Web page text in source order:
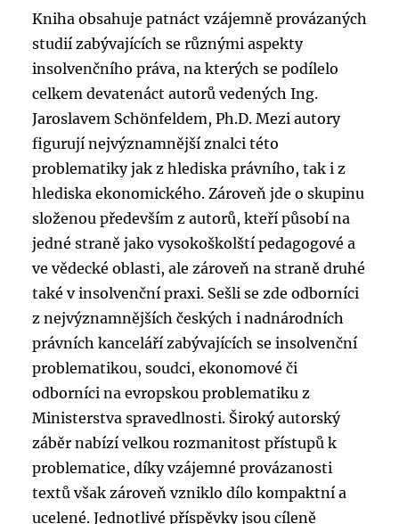
Kniha obsahuje patnáct vzájemně provázaných
studií zabývajících se různými aspekty
insolvenčního práva, na kterých se podílelo
celkem devatenáct autorů vedených Ing.
Jaroslavem Schönfeldem, Ph.D. Mezi autory
figurují nejvýznamnější znalci této
problematiky jak z hlediska právního, tak i z
hlediska ekonomického. Zároveň jde o skupinu
složenou především z autorů, kteří působí na
jedné straně jako vysokoškolští pedagogové a
ve vědecké oblasti, ale zároveň na straně druhé
také v insolvenční praxi. Sešli se zde odborníci
z nejvýznamnějších českých i nadnárodních
právních kanceláří zabývajících se insolvenční
problematikou, soudci, ekonomové či
odborníci na evropskou problematiku z
Ministerstva spravedlnosti. Široký autorský
záběr nabízí velkou rozmanitost přístupů k
problematice, díky vzájemné provázanosti
textů však zároveň vzniklo dílo kompaktní a
ucelené. Jednotlivé příspěvky jsou cíleně